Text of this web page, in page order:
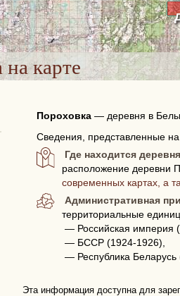
на карте
Пороховка— деревня в
Сведения, представленные
Где находится
расположение деревни
современных картах, а
Административная
территориальные
— Российская империя
— БССР (1924-1926),
— Республика Беларусь
Эта информация доступна для